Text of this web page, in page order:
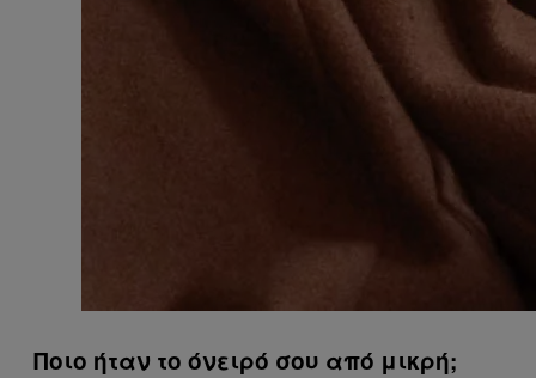
Ποιο ήταν το όνειρό σου από μικρή;